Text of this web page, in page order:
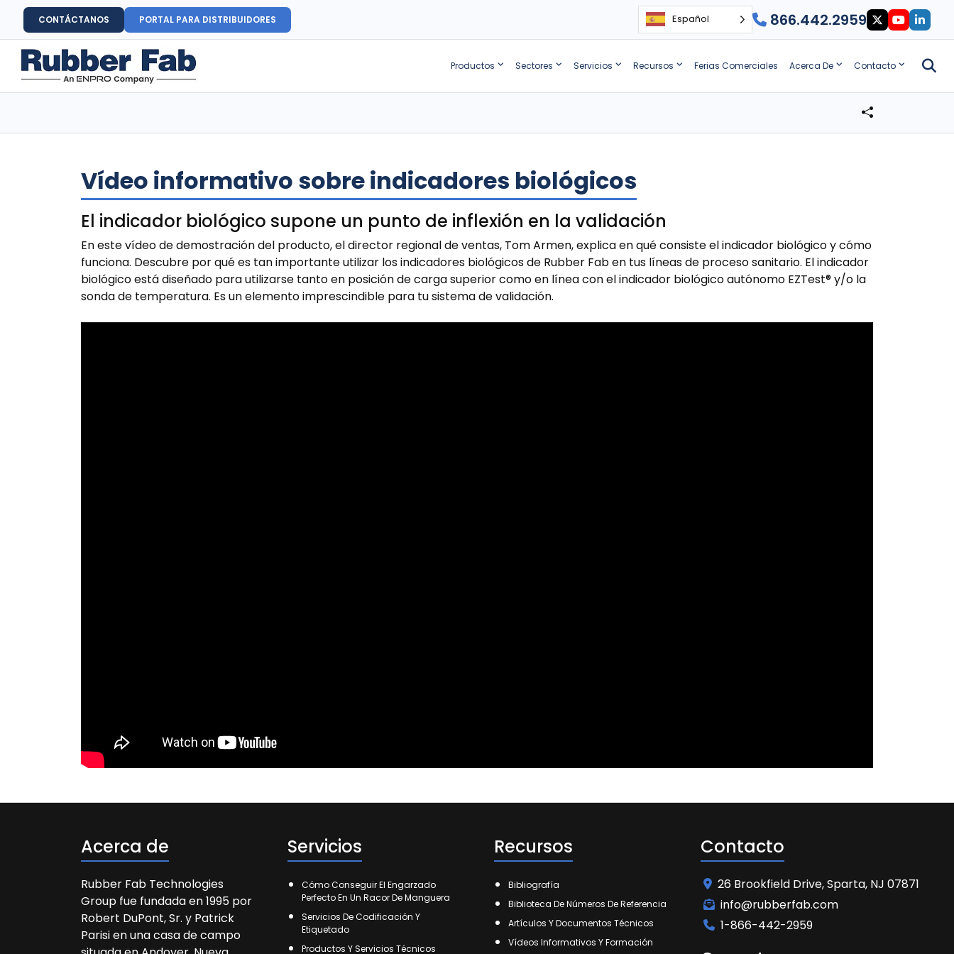
CONTÁCTANOS PORTAL PARA DISTRIBUIDORES Español 866.442.2959
Productos Sectores Servicios Recursos Ferias Comerciales Acerca De Contacto
Vídeo informativo sobre indicadores biológicos
El indicador biológico supone un punto de inflexión en la validación
En este vídeo de demostración del producto, el director regional de ventas, Tom Armen, explica en qué consiste el indicador biológico y cómo
funciona. Descubre por qué es tan importante utilizar los indicadores biológicos de Rubber Fab en tus líneas de proceso sanitario. El indicador
biológico está diseñado para utilizarse tanto en posición de carga superior como en línea con el indicador biológico autónomo EZTest® y/o la
sonda de temperatura. Es un elemento imprescindible para tu sistema de validación.
Acerca de
Rubber Fab Technologies
Group fue fundada en 1995 por
Robert DuPont, Sr. y Patrick
Parisi en una casa de campo
Servicios
Cómo Conseguir El Engarzado
Perfecto En Un Racor De Manguera
Servicios De Codificación Y
Etiquetado
Productos Y Servicios Técnicos
Recursos
Bibliografía
Biblioteca De Números De Referencia
Artículos Y Documentos Técnicos
Vídeos Informativos Y Formación
Contacto
26 Brookfield Drive, Sparta, NJ 07871
info@rubberfab.com
1-866-442-2959